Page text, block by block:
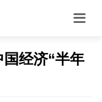
国经济“半年